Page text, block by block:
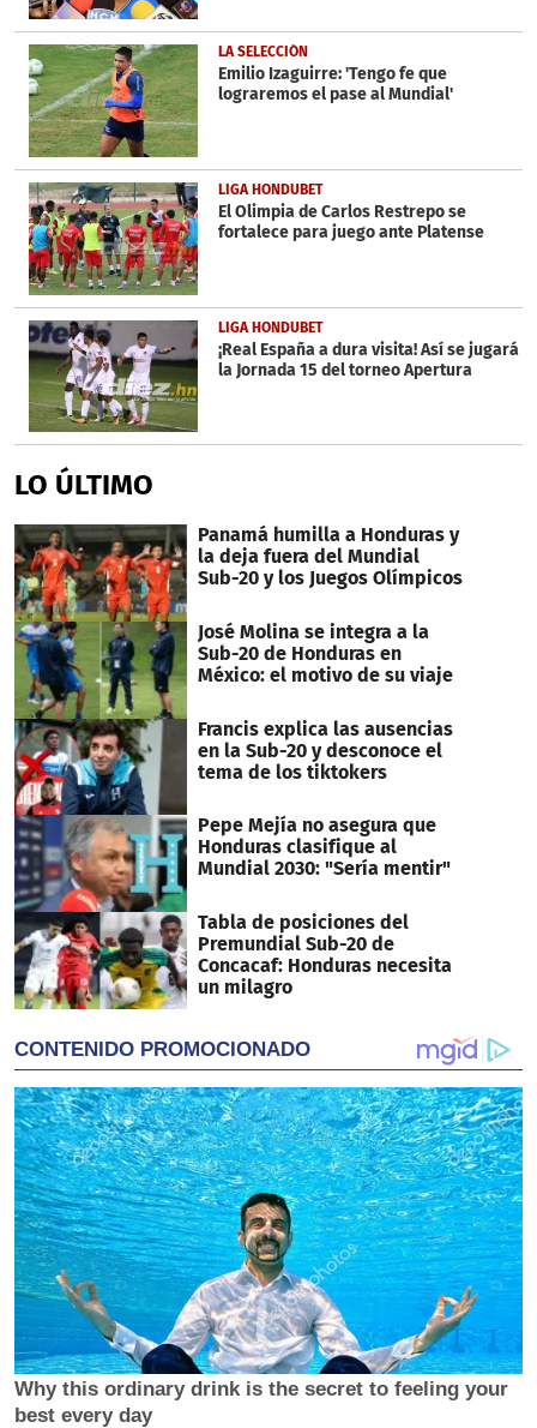
LA SELECCIÓN
Emilio Izaguirre: 'Tengo fe que
lograremos el pase al Mundial'
LIGA HONDUBET
El Olimpia de Carlos Restrepo se
fortalece para juego ante Platense
LIGA HONDUBET
¡Real España a dura visita! Así se jugará
la Jornada 15 del torneo Apertura
LO ÚLTIMO
Panamá humilla a Honduras y
la deja fuera del Mundial
Sub-20 y los Juegos Olímpicos
José Molina se integra a la
Sub-20 de Honduras en
México: el motivo de su viaje
Francis explica las ausencias
en la Sub-20 y desconoce el
tema de los tiktokers
Pepe Mejía no asegura que
Honduras clasifique al
Mundial 2030: "Sería mentir"
Tabla de posiciones del
Premundial Sub-20 de
Concacaf: Honduras necesita
un milagro